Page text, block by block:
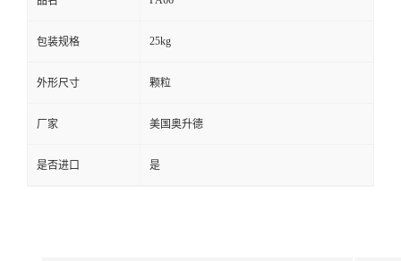
包装规格 25kg
外形尺寸 颗粒
厂家 美国奥升德
是否进口 是